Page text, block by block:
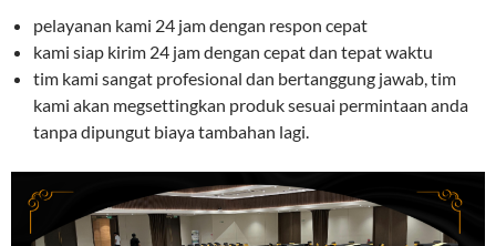
pelayanan kami 24 jam dengan respon cepat
kami siap kirim 24 jam dengan cepat dan tepat waktu
tim kami sangat profesional dan bertanggung jawab, tim
kami akan megsettingkan produk sesuai permintaan anda
tanpa dipungut biaya tambahan lagi.